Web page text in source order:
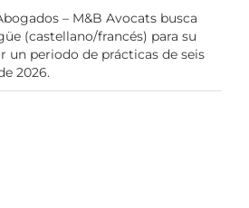
– M&B Avocats busca
(castellano/francés) para su
un periodo de prácticas de seis
2026.